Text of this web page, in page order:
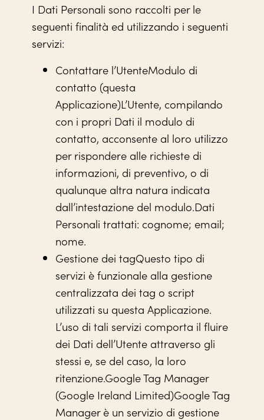
I Dati Personali sono raccolti per le
seguenti finalità ed utilizzando i seguenti
servizi:
Contattare l’UtenteModulo di
contatto (questa
Applicazione)L’Utente, compilando
con i propri Dati il modulo di
contatto, acconsente al loro utilizzo
per rispondere alle richieste di
informazioni, di preventivo, o di
qualunque altra natura indicata
dall’intestazione del modulo.Dati
Personali trattati: cognome; email;
nome.
Gestione dei tagQuesto tipo di
servizi è funzionale alla gestione
centralizzata dei tag o script
utilizzati su questa Applicazione.
L’uso di tali servizi comporta il fluire
dei Dati dell’Utente attraverso gli
stessi e, se del caso, la loro
ritenzione.Google Tag Manager
(Google Ireland Limited)Google Tag
Manager è un servizio di gestione